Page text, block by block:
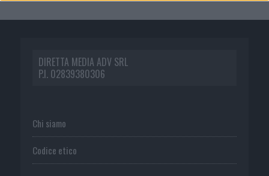
DIRETTA MEDIA ADV SRL
P.I. 02839380306
Chi siamo
Codice etico